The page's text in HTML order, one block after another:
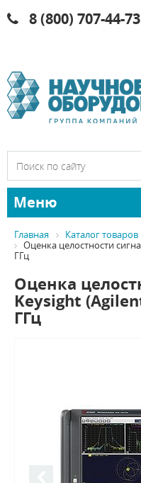
8 (800) 707-44-73
Меню
Главная Каталог товаров
Оценка целостности
ГГц
Оценка
Keysight
ГГц